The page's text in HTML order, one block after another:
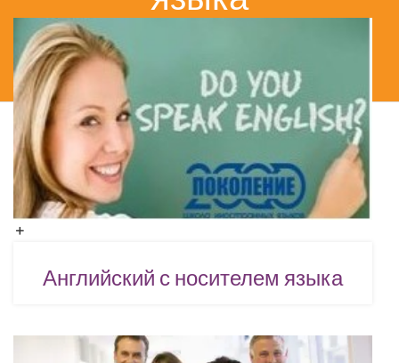
ГЛАВНАЯ
Английский с носителем языка